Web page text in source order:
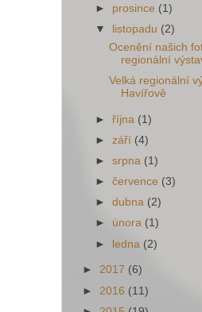
► prosince (1)
▼
listopadu (2)
Ocenění našich
regionální
Velká regionální
Havířově
►října (1)
►září (4)
►srpna (1)
►července (3)
►dubna (2)
► února (1)
► ledna (2)
► 2017 (6)
► 2016 (11)